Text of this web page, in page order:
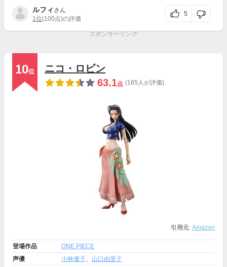
ルフィ さん
1位(100点)の評価
5
スポンサーリンク
10位
ニコ・ロビン
63.1点 (165人が評価)
引用元: Amazon
登場作品
ONE PIECE
声優
小林優子、 山口由里子